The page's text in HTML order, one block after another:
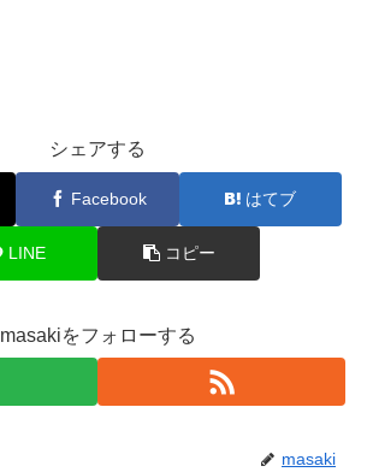
シェアする
Facebook はてブ
LINE コピー
masakiをフォローする
masaki